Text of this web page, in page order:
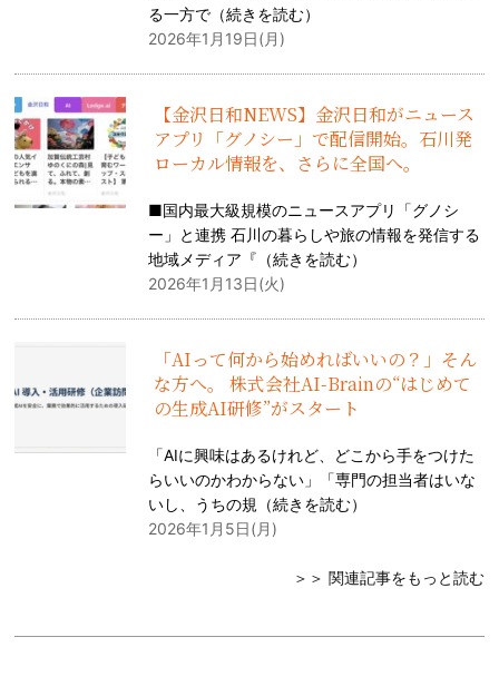
る一方で（続きを読む）
2026年1月19日(月)
【金沢日和NEWS】金沢日和がニュース
アプリ「グノシー」で配信開始。石川発
ローカル情報を、さらに全国へ。
■国内最大級規模のニュースアプリ「グノシ
ー」と連携 石川の暮らしや旅の情報を発信する
地域メディア『（続きを読む）
2026年1月13日(火)
「AIって何から始めればいいの？」そん
な方へ。 株式会社AI-Brainの“はじめて
の生成AI研修”がスタート
「AIに興味はあるけれど、どこから手をつけた
らいいのかわからない」「専門の担当者はいな
いし、うちの規（続きを読む）
2026年1月5日(月)
＞＞ 関連記事をもっと読む